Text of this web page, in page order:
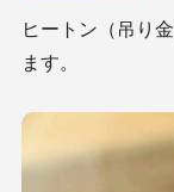
ヒートン（吊り
ます。